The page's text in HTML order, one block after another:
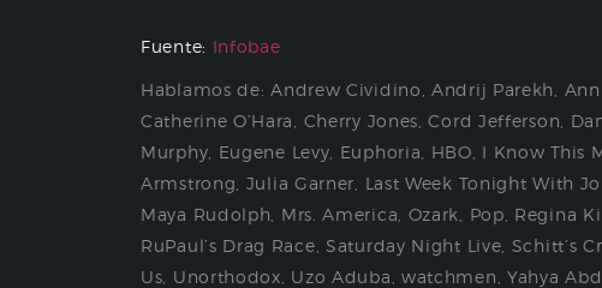
Fuente: Infobae
Hablamos de:Andrew Cividino ,Andrij Parekh
Catherine O’Hara
Cherry Jones ,Cord Jefferson
Murphy Eugene Levy Euphoria HBO I Know This
Armstrong Julia Garner Last Week Tonight With
Maya Rudolph
Mrs. America Ozark Pop Regina
RuPaul’s Drag Race ,Saturday Night Live Schitt’s
Us Unorthodox Uzo Aduba watchmen Yahya